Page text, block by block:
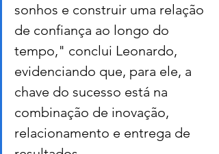
sonhos e construir uma relação
de confiança ao longo do
tempo," conclui Leonardo,
evidenciando que, para ele, a
chave do sucesso está na
combinação de inovação,
relacionamento e entrega de